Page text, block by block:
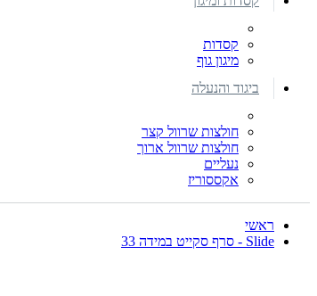
קסדות
מיגון גוף
ביגוד והנעלה
חולצות שרוול קצר
חולצות שרוול ארוך
נעליים
אקססוריז
ראשי
Slide - סרף סקייט במידה 33